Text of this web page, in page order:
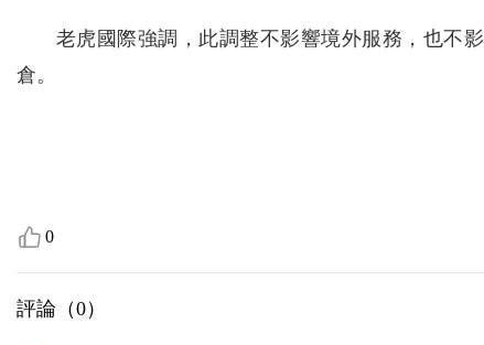
老虎國際強調，此調整不影響境外服務，也不
倉。
0
評論（0）